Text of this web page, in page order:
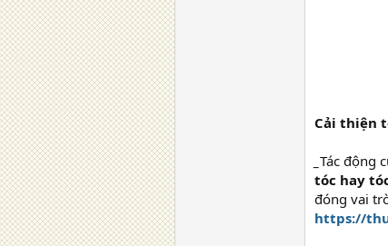
Cải thiện
Tác động
tóc hay
đóng vai
https://